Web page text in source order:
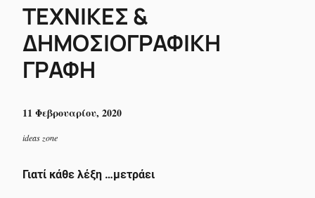
ΤΕΧΝΙΚΕΣ &
ΔΗΜΟΣΙΟΓΡΑΦΙΚΗ
ΓΡΑΦΗ
11 Φεβρουαρίου, 2020
ideas zone
Γιατί κάθε λέξη …μετράει